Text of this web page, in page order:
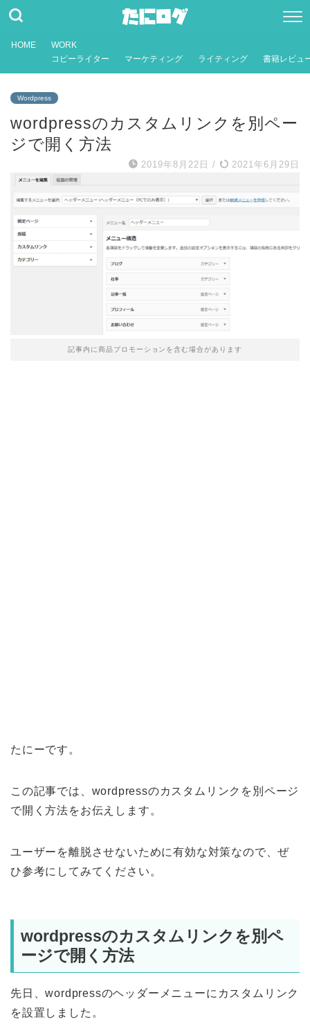
HOME
WORK
コピーライター
マーケティング ライティング 書籍レビュ
Wordpress
wordpressのカスタムリンクを別ペー
ジで開く方法
2019年8月22日 / 2021年6月29日
記事内に商品プロモーションを含む場合があります
たにーです。
この記事では、wordpressのカスタムリンクを別ページ
で開く方法をお伝えします。
ユーザーを離脱させないために有効な対策なので、ぜ
ひ参考にしてみてください。
wordpressのカスタムリンクを別ペ
ージで開く方法
先日、wordpressのヘッダーメニューにカスタムリンク
を設置しました。